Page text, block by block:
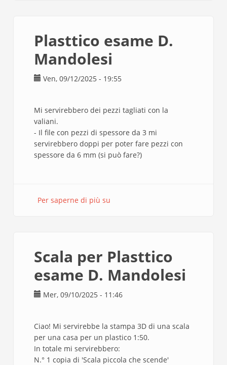
Plasttico esame D.
Mandolesi
Ven, 09/12/2025 - 19:55
Mi servirebbero dei pezzi tagliati con la
valiani.
- Il file con pezzi di spessore da 3 mi
servirebbero doppi per poter fare pezzi con
spessore da 6 mm (si può fare?)
Per saperne di più su
Scala per Plasttico
esame D. Mandolesi
Mer, 09/10/2025 - 11:46
Ciao! Mi servirebbe la stampa 3D di una scala
per una casa per un plastico 1:50.
In totale mi servirebbero:
N.° 1 copia di 'Scala piccola che scende'